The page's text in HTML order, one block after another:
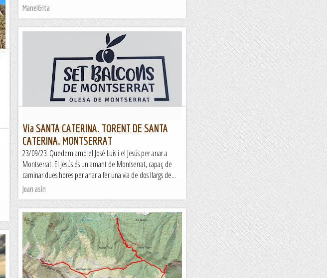
Manel&Ita
Olesa de Montserrat...Set Balcons de
Montserrat
&nb...
Kimisades
Via SANTA CATERINA. TORENT DE SANTA
CATERINA. MONTSERRAT
23/09/23. Quedem amb el José Luis i el Jesús per anar a
Montserrat. El Jesús és un amant de Montserrat, capaç de
caminar dues hores per anar a fer una via de dos llargs de...
Joan asín